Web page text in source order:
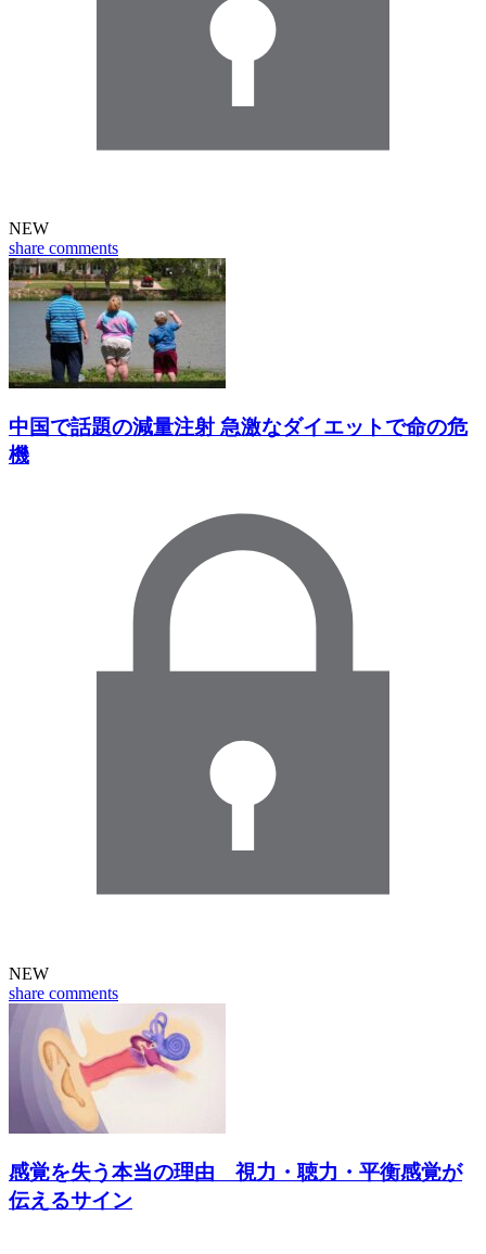
NEW
share comments
中国で話題の減量注射 急激なダイエットで命の危
機
NEW
share comments
感覚を失う本当の理由 視力・聴力・平衡感覚が
伝えるサイン